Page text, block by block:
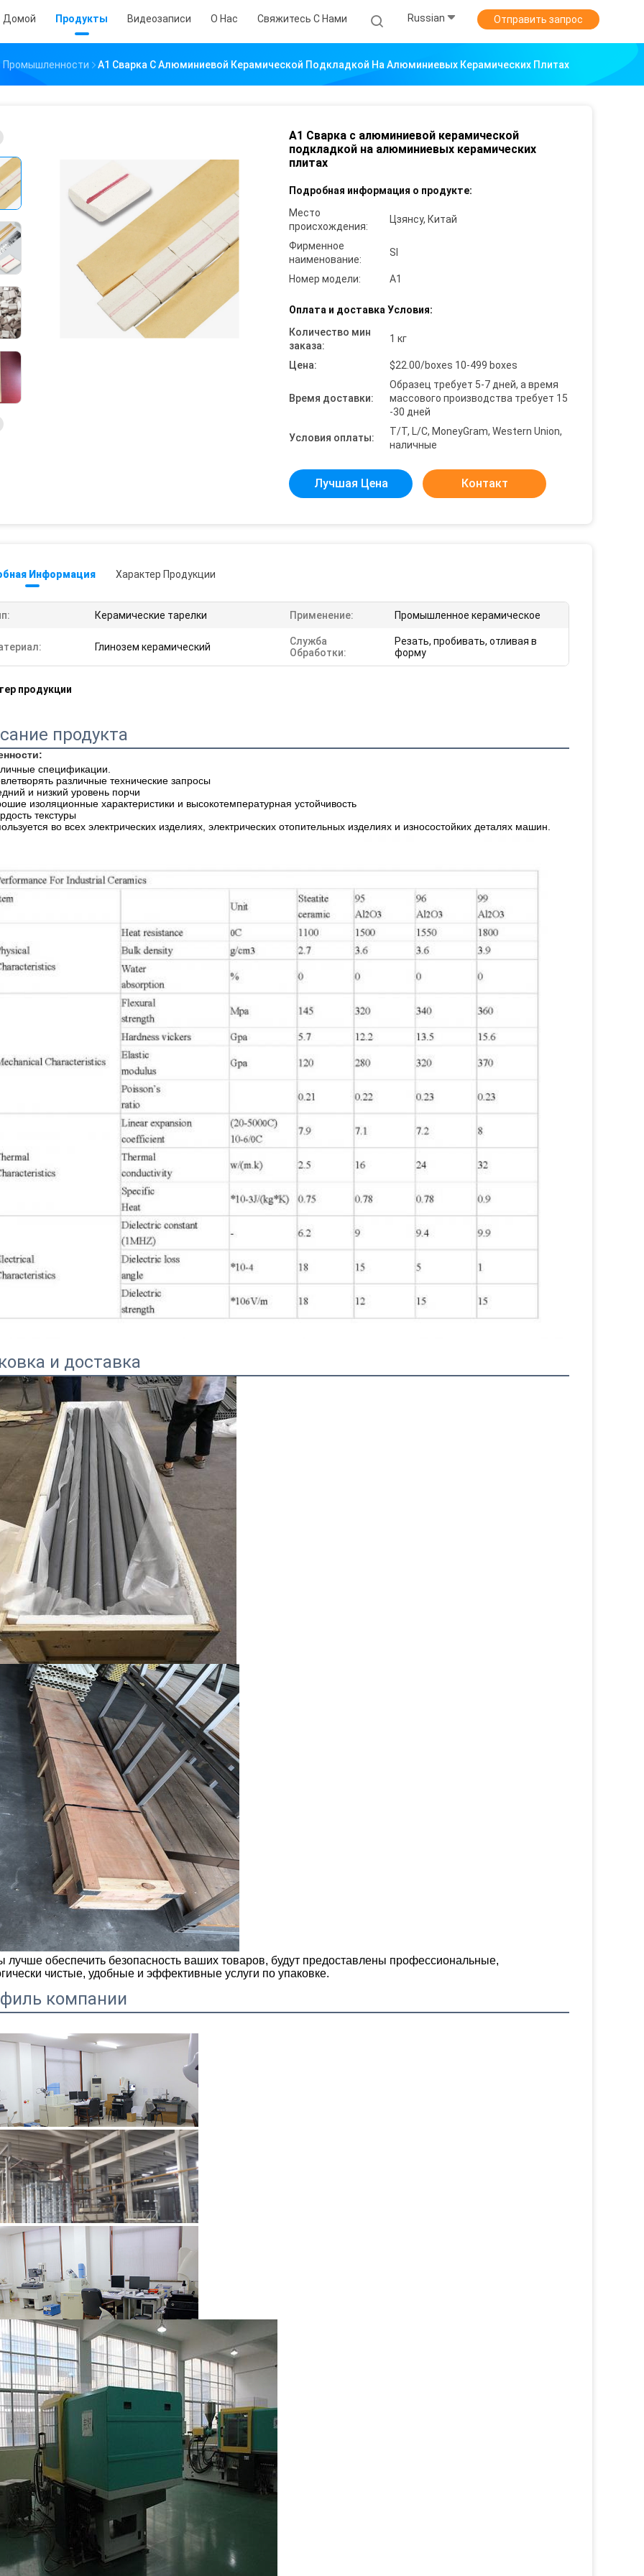
Домой Продукты Видеозаписи О Нас Свяжитесь С Нами Russian Отправить запрос
Промышленности A1 Сварка С Алюминиевой Керамической Подкладкой На Алюминиевых Керамических Плитах
A1 Сварка с алюминиевой керамической
подкладкой на алюминиевых керамических
плитах
Подробная информация о продукте:
Место
происхождения:
Цзянсу, Китай
Фирменное
наименование:
SI
Номер модели: А1
Оплата и доставка Условия:
Количество мин
заказа:
1 кг
Цена: $22.00/boxes 10-499 boxes
Время доставки:
Образец требует 5-7 дней, а время
массового производства требует 15
-30 дней
Условия оплаты:
T/T, L/C, MoneyGram, Western Union,
наличные
Лучшая Цена Контакт
Информация Характер Продукции
Керамические тарелки Применение: Промышленное керамическое
Глинозем керамический
Служба
Обработки:
Резать, пробивать, отливая в
форму
продукции
продукта
спецификации.
различные технические запросы
и низкий уровень порчи
изоляционные характеристики и высокотемпературная устойчивость
текстуры
во всех электрических изделиях, электрических отопительных изделиях и износостойких деталях машин.
и доставка
лучше обеспечить безопасность ваших товаров, будут предоставлены профессиональные,
чистые, удобные и эффективные услуги по упаковке.
компании